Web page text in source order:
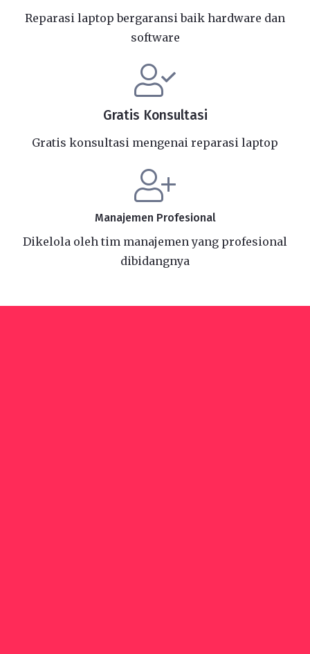
Reparasi laptop bergaransi baik hardware dan
software
Gratis Konsultasi
Gratis konsultasi mengenai reparasi laptop
Manajemen Profesional
Dikelola oleh tim manajemen yang profesional
dibidangnya